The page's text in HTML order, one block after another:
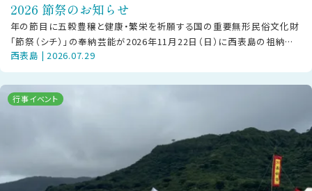
2026 節祭のお知らせ
年の節目に五穀豊穣と健康・繁栄を祈願する国の重要無形民俗文化財
「節祭（シチ）」の奉納芸能が2026年11月22日（日）に西表島の祖納地
区・干立地区にて披露されま
西表島 | 2026.07.29
行事イベント